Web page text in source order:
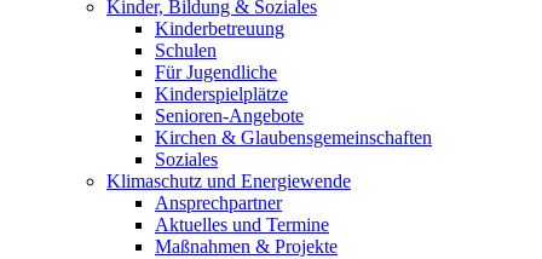
Kinder, Bildung & Soziales
Kinderbetreuung
Schulen
Für Jugendliche
Kinderspielplätze
Senioren-Angebote
Kirchen & Glaubensgemeinschaften
Soziales
Klimaschutz und Energiewende
Ansprechpartner
Aktuelles und Termine
Maßnahmen & Projekte